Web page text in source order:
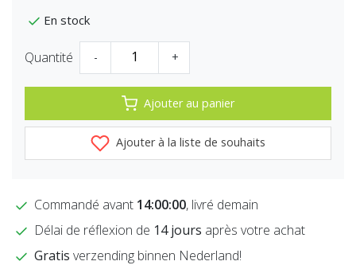
En stock
Quantité - +
Ajouter au panier
Ajouter à la liste de souhaits
Commandé avant 14:00:00, livré demain
Délai de réflexion de 14 jours après votre achat
Gratis verzending binnen Nederland!